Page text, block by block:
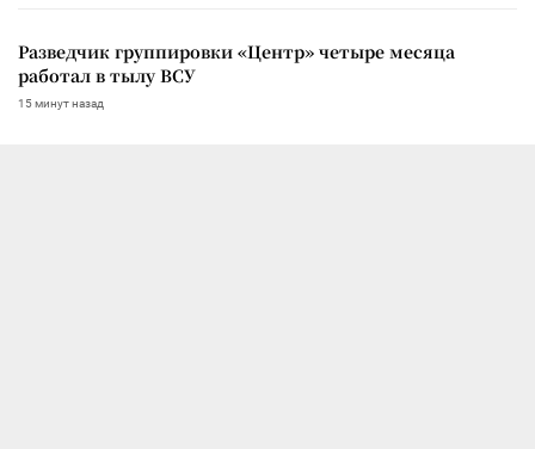
Разведчик группировки «Центр» четыре месяца
работал в тылу ВСУ
15 минут назад